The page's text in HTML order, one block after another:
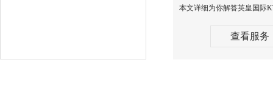
查看服务